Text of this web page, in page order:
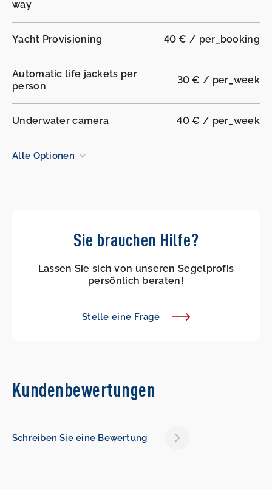
way
Yacht Provisioning 40 € / per_booking
Automatic life jackets per
person
30 € / per_week
Underwater camera 40 € / per_week
Alle Optionen
Sie brauchen Hilfe?
Lassen Sie sich von unseren Segelprofis
persönlich beraten!
Stelle eine Frage
Kundenbewertungen
Schreiben Sie eine Bewertung